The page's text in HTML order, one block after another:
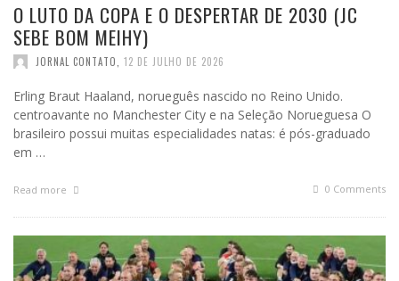
O LUTO DA COPA E O DESPERTAR DE 2030 (JC
SEBE BOM MEIHY)
JORNAL CONTATO, 12 DE JULHO DE 2026
Erling Braut Haaland, norueguês nascido no Reino Unido.
centroavante no Manchester City e na Seleção Norueguesa O
brasileiro possui muitas especialidades natas: é pós-graduado
em …
Read more 0 Comments